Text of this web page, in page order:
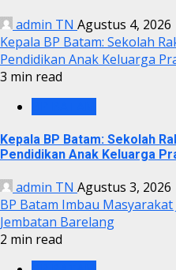
admin TN Agustus 4, 2026
Kepala BP Batam: Sekolah
Pendidikan Anak Keluarga
3 min read
Kepala BP Batam: Sekolah
Pendidikan Anak Keluarga
admin TN Agustus 3, 2026
BP Batam Imbau
Jembatan Barelang
2 min read